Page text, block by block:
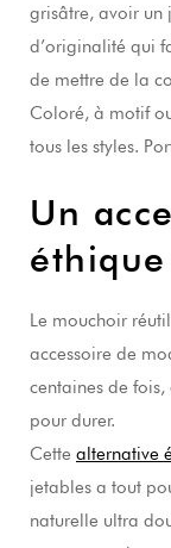
grisâtre, avoir un
d’originalité qui
de mettre de la
Coloré, à motif
tous les styles.
Un
éthique
Le mouchoir
accessoire de
centaines de
pour durer.
Cette alternative
jetables a tout
naturelle ultra